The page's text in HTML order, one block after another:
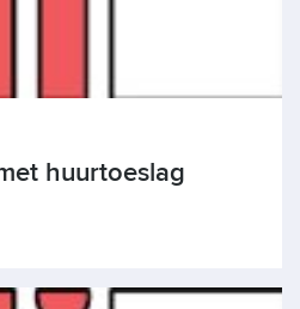
huurtoeslag